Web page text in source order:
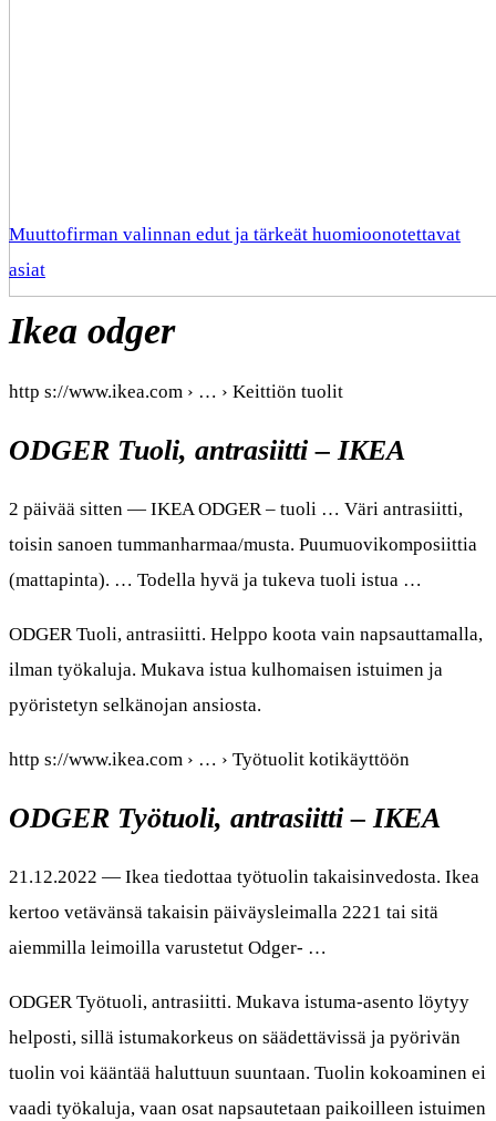
Muuttofirman valinnan edut ja tärkeät huomioonotettavat
asiat
Ikea odger
http s://www.ikea.com › … › Keittiön tuolit
ODGER Tuoli, antrasiitti – IKEA
2 päivää sitten — IKEA ODGER – tuoli … Väri antrasiitti,
toisin sanoen tummanharmaa/musta. Puumuovikomposiittia
(mattapinta). … Todella hyvä ja tukeva tuoli istua …
ODGER Tuoli, antrasiitti. Helppo koota vain napsauttamalla,
ilman työkaluja. Mukava istua kulhomaisen istuimen ja
pyöristetyn selkänojan ansiosta.
http s://www.ikea.com › … › Työtuolit kotikäyttöön
ODGER Työtuoli, antrasiitti – IKEA
21.12.2022 — Ikea tiedottaa työtuolin takaisinvedosta. Ikea
kertoo vetävänsä takaisin päiväysleimalla 2221 tai sitä
aiemmilla leimoilla varustetut Odger- …
ODGER Työtuoli, antrasiitti. Mukava istuma-asento löytyy
helposti, sillä istumakorkeus on säädettävissä ja pyörivän
tuolin voi kääntää haluttuun suuntaan. Tuolin kokoaminen ei
vaadi työkaluja, vaan osat napsautetaan paikoilleen istuimen